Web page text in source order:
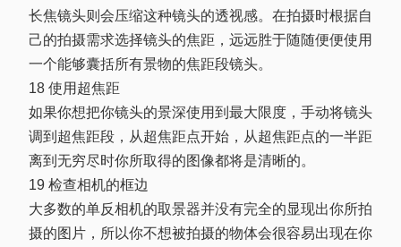
长焦镜头则会压缩这种镜头的透视感。在拍摄时根据自
己的拍摄需求选择镜头的焦距，远远胜于随随便便使用
一个能够囊括所有景物的焦距段镜头。
18 使用超焦距
如果你想把你镜头的景深使用到最大限度，手动将镜头
调到超焦距段，从超焦距点开始，从超焦距点的一半距
离到无穷尽时你所取得的图像都将是清晰的。
19 检查相机的框边
大多数的单反相机的取景器并没有完全的显现出你所拍
摄的图片，所以你不想被拍摄的物体会很容易出现在你